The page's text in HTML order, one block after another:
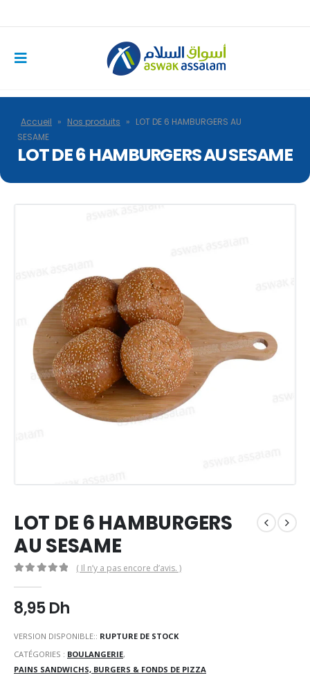
Accueil » Nos produits » LOT DE 6 HAMBURGERS AU
SESAME
LOT DE 6 HAMBURGERS AU SESAME
LOT DE 6 HAMBURGERS
AU SESAME
( Il n’y a pas encore d’avis. )
8,95Dh
VERSION DISPONIBLE:: RUPTURE DE STOCK
CATÉGORIES : BOULANGERIE,
PAINS SANDWICHS, BURGERS & FONDS DE PIZZA